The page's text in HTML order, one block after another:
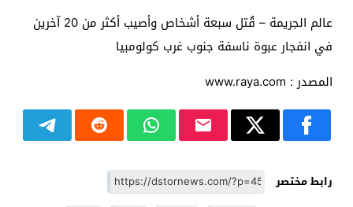
عالم الجريمة – قُتل سبعة أشخاص وأصيب أكثر من 20 آخرين
في انفجار عبوة ناسفة جنوب غرب كولومبيا
المصدر : www.raya.com
رابط مختصر